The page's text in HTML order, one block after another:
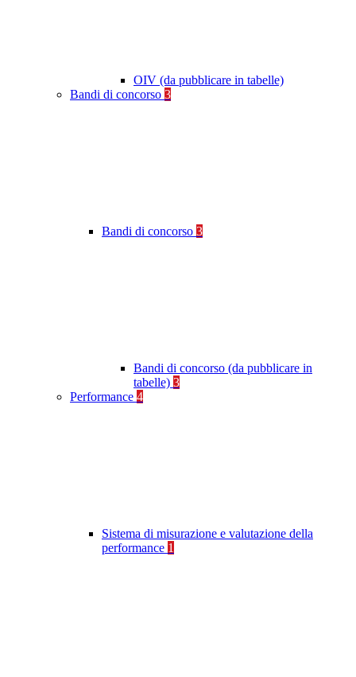
OIV (da pubblicare in tabelle)
Bandi di concorso 3
Bandi di concorso 3
Bandi di concorso (da pubblicare in
tabelle) 3
Performance 4
Sistema di misurazione e valutazione della
performance 1